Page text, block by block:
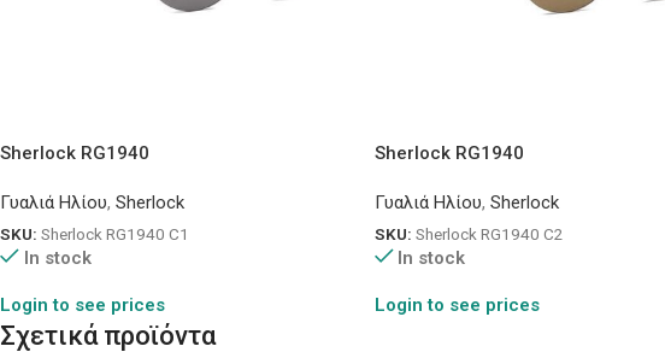
Sherlock RG1940
Γυαλιά Ηλίου, Sherlock
SKU: Sherlock RG1940 C1
In stock
Login to see prices
Sherlock RG1940
Γυαλιά Ηλίου, Sherlock
SKU: Sherlock RG1940 C2
In stock
Login to see prices
Σχετικά προϊόντα